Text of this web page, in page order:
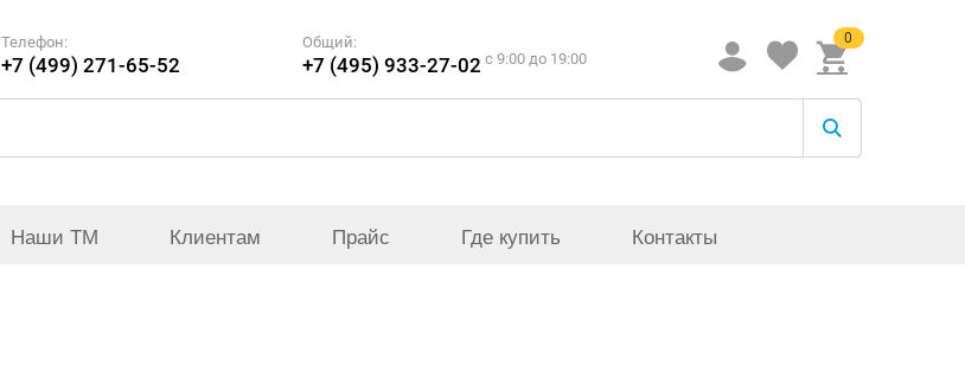
Телефон:
+7 (499) 271-65-52
Общий:
+7 (495) 933-27-02 c 9:00 до 19:00
0
Наши ТМ Клиентам Прайс Где купить Контакты